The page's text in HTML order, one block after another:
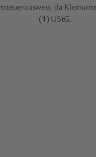
da
(1) UStG.